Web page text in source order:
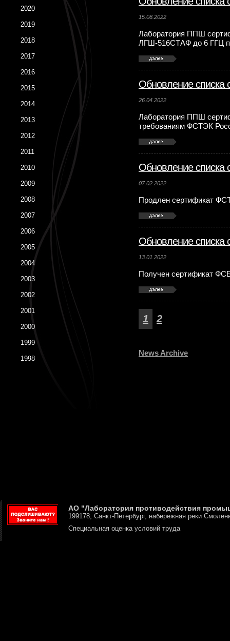
15.08.2022
Лаборатория ППШ
ЛГШ-516СТАФ до 6 ГГЦ
Обновление списка
26.04.2022
Лаборатория ППШ
требованиям ФСТЭК
Обновление списка
07.02.2022
Продлен сертификат
Обновление списка
13.01.2022
Получен сертификат
1 2
News Archive
2020
2019
2018
2017
2016
2015
2014
2013
2012
2011
2010
2009
2008
2007
2006
2005
2004
2003
2002
2001
2000
1999
1998
АО "Лаборатория противодействия
199178, Санкт-Петербург, набережная реки
Специальная оценка условий труда